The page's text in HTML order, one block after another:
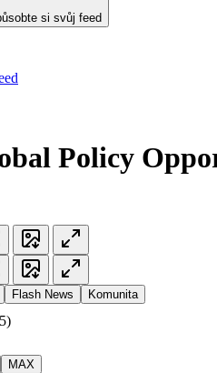
si svůj feed
Policy
Flash News Komunita
MAX